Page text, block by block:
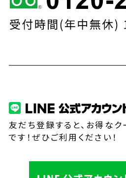
友だち登録すると、お得な
です！ぜひご利用ください！